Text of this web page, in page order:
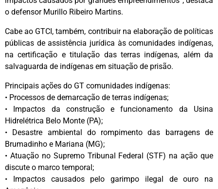
o defensor Murillo Ribeiro Martins.
Cabe ao GTCI, também, contribuir na elaboração de políticas
públicas de assistência jurídica às comunidades indígenas,
na certificação e titulação das terras indígenas, além da
salvaguarda de indígenas em situação de prisão.
Principais ações do GT comunidades indígenas:
• Processos de demarcação de terras indígenas;
• Impactos da construção e funcionamento da Usina
Hidrelétrica Belo Monte (PA);
• Desastre ambiental do rompimento das barragens de
Brumadinho e Mariana (MG);
• Atuação no Supremo Tribunal Federal (STF) na ação que
discute o marco temporal;
• Impactos causados pelo garimpo ilegal de ouro na